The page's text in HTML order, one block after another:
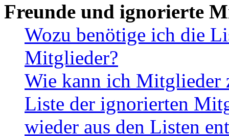
Freunde und ignorierte
Wozu benötige ich die
Mitglieder?
Wie kann ich Mitglieder
Liste der ignorierten
wieder aus den Listen